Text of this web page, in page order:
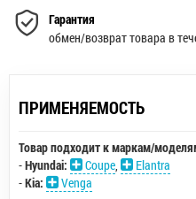
Гарантия
обмен/возврат товара в
ПРИМЕНЯЕМОСТЬ
Товар подходит к маркам/
-Hyundai: Coupe
Elantra
-Kia:
Venga